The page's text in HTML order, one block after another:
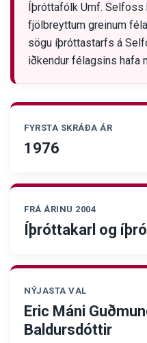
Íþróttafólk Umf. Selfoss
fjölbreyttum greinum
sögu íþróttastarfs á
iðkendur félagsins hafa
FYRSTA SKRÁÐA ÁR
1976
FRÁ ÁRINU 2004
Íþróttakarl og
NÝJASTA VAL
Eric Máni
Baldursdóttir